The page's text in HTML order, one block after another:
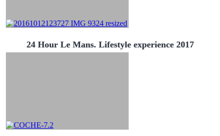
24 Hour Le Mans. Lifestyle experience 2017